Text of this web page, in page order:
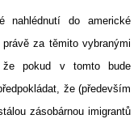
do americké
za těmito vybranými
pokud v tomto bude
že (především
zásobárnou imigrantů